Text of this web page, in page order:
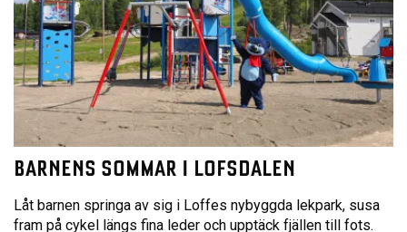
BARNENS SOMMAR I LOFSDALEN
Låt barnen springa av sig i Loffes nybyggda lekpark, susa
fram på cykel längs fina leder och upptäck fjällen till fots.